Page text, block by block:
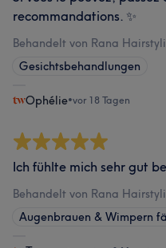
recommandations. ✨️
Behandelt von Rana
Gesichtsbehandlungen
Ophélie•vor 18 Tagen
Ich fühlte mich sehr gut
Behandelt von Rana
Augenbrauen & Wimpern